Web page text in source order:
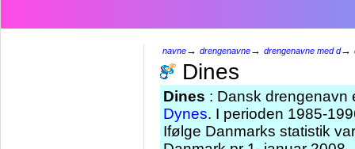
navne→ drengenavne→ drengenavne med d→
Dines
Dines : Dansk drengenavn
Dynes. I perioden 1985-
Ifølge Danmarks statistik